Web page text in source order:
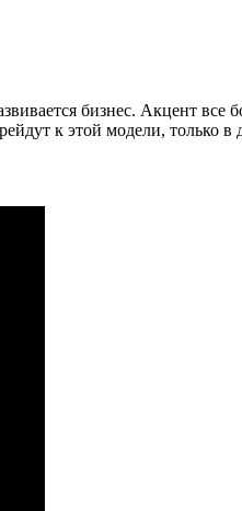
бизнес. Акцент все
к этой модели, только в